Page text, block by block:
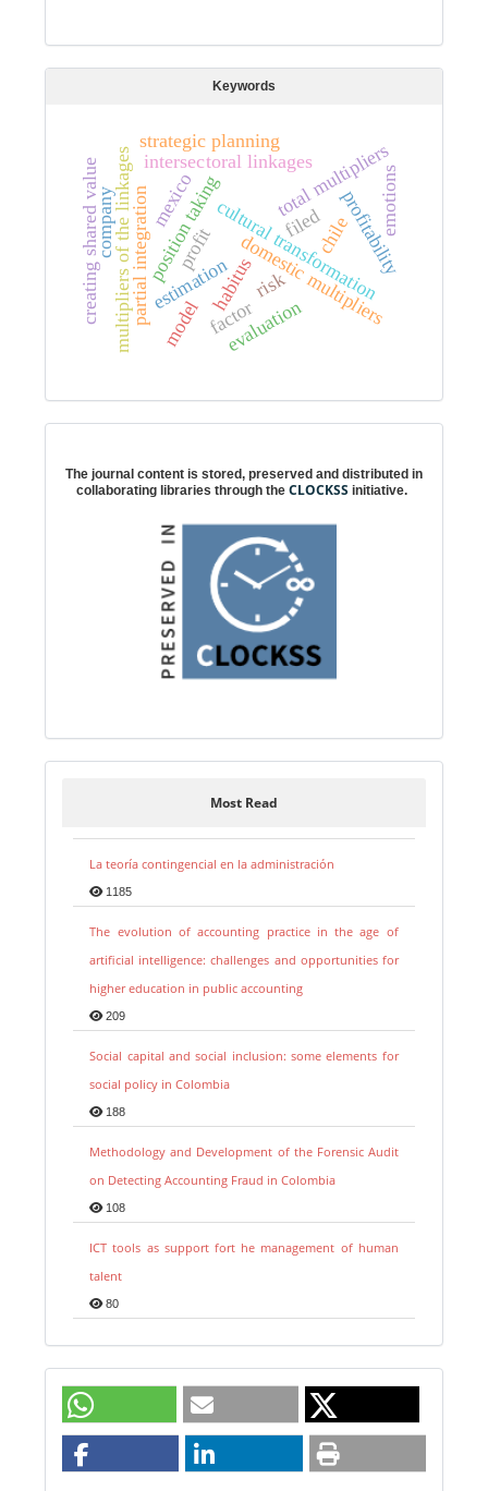
Keywords
filed
habitus
cultural transformation
position taking
intersectoral linkages
multipliers of the linkages domestic multipliers
total multipliers
estimation
partial integrationmodel
profit
risk
company chile
mexico
factor
profitability
evaluation
creating shared value
strategic planning
emotions
The journal content is stored, preserved and distributed in
collaborating libraries through the CLOCKSS initiative.
Most Read
La teoría contingencial en la administración
1185
The evolution of accounting practice in the age of
artificial intelligence: challenges and opportunities for
higher education in public accounting
209
Social capital and social inclusion: some elements for
social policy in Colombia
188
Methodology and Development of the Forensic Audit
on Detecting Accounting Fraud in Colombia
108
ICT tools as support fort he management of human
talent
80